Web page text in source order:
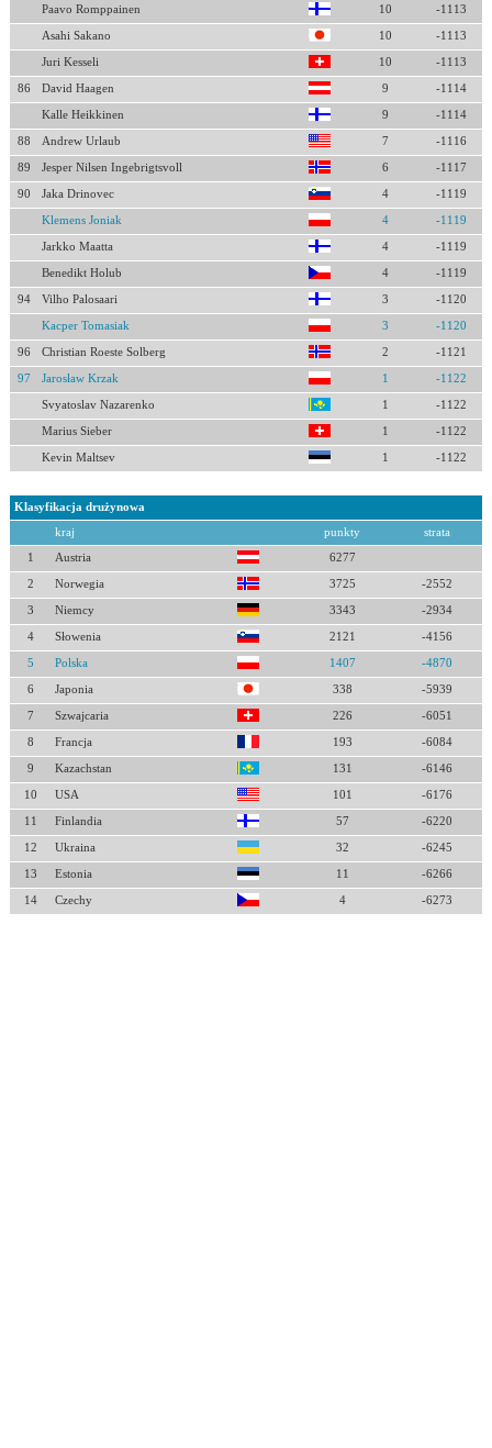
Paavo Romppainen 10 -1113
Asahi Sakano 10 -1113
Juri Kesseli 10 -1113
86 David Haagen 9 -1114
Kalle Heikkinen 9 -1114
88 Andrew Urlaub 7 -1116
89 Jesper Nilsen Ingebrigtsvoll 6 -1117
90 Jaka Drinovec 4 -1119
Klemens Joniak 4 -1119
Jarkko Maatta 4 -1119
Benedikt Holub 4 -1119
94 Vilho Palosaari 3 -1120
Kacper Tomasiak 3 -1120
96 Christian Roeste Solberg 2 -1121
97 Jarosław Krzak 1 -1122
Svyatoslav Nazarenko 1 -1122
Marius Sieber 1 -1122
Kevin Maltsev 1 -1122
Klasyfikacja drużynowa
kraj punkty strata
1 Austria 6277
2 Norwegia 3725 -2552
3 Niemcy 3343 -2934
4 Słowenia 2121 -4156
5 Polska 1407 -4870
6 Japonia 338 -5939
7 Szwajcaria 226 -6051
8 Francja 193 -6084
9 Kazachstan 131 -6146
10 USA 101 -6176
11 Finlandia 57 -6220
12 Ukraina 32 -6245
13 Estonia 11 -6266
14 Czechy 4 -6273